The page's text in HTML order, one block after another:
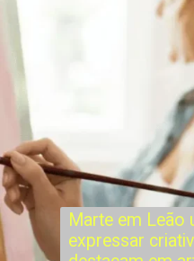
Marte em Leão
expressar